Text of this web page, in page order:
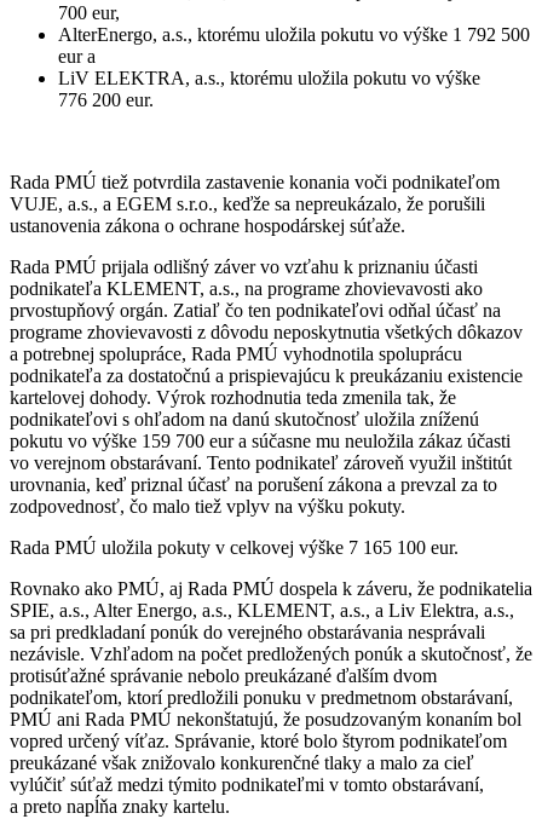
700 eur,
AlterEnergo, a.s., ktorému uložila pokutu vo výške 1 792 500
eur a
LiV ELEKTRA, a.s., ktorému uložila pokutu vo výške
776 200 eur.
Rada PMÚ tiež potvrdila zastavenie konania voči podnikateľom
VUJE, a.s., a EGEM s.r.o., keďže sa nepreukázalo, že porušili
ustanovenia zákona o ochrane hospodárskej súťaže.
Rada PMÚ prijala odlišný záver vo vzťahu k priznaniu účasti
podnikateľa KLEMENT, a.s., na programe zhovievavosti ako
prvostupňový orgán. Zatiaľ čo ten podnikateľovi odňal účasť na
programe zhovievavosti z dôvodu neposkytnutia všetkých dôkazov
a potrebnej spolupráce, Rada PMÚ vyhodnotila spoluprácu
podnikateľa za dostatočnú a prispievajúcu k preukázaniu existencie
kartelovej dohody. Výrok rozhodnutia teda zmenila tak, že
podnikateľovi s ohľadom na danú skutočnosť uložila zníženú
pokutu vo výške 159 700 eur a súčasne mu neuložila zákaz účasti
vo verejnom obstarávaní. Tento podnikateľ zároveň využil inštitút
urovnania, keď priznal účasť na porušení zákona a prevzal za to
zodpovednosť, čo malo tiež vplyv na výšku pokuty.
Rada PMÚ uložila pokuty v celkovej výške 7 165 100 eur.
Rovnako ako PMÚ, aj Rada PMÚ dospela k záveru, že podnikatelia
SPIE, a.s., Alter Energo, a.s., KLEMENT, a.s., a Liv Elektra, a.s.,
sa pri predkladaní ponúk do verejného obstarávania nesprávali
nezávisle. Vzhľadom na počet predložených ponúk a skutočnosť, že
protisúťažné správanie nebolo preukázané ďalším dvom
podnikateľom, ktorí predložili ponuku v predmetnom obstarávaní,
PMÚ ani Rada PMÚ nekonštatujú, že posudzovaným konaním bol
vopred určený víťaz. Správanie, ktoré bolo štyrom podnikateľom
preukázané však znižovalo konkurenčné tlaky a malo za cieľ
vylúčiť súťaž medzi týmito podnikateľmi v tomto obstarávaní,
a preto napĺňa znaky kartelu.